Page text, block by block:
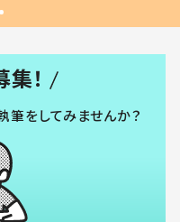
！
筆をしてみませんか？